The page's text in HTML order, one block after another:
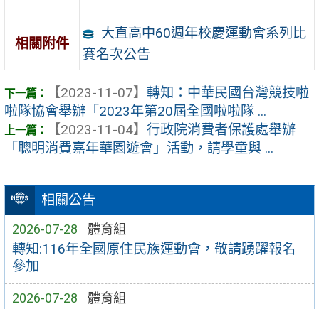
相關公告
2026-07-28 體育組
轉知:116年全國原住民族運動會，敬請踴躍報名
參加
2026-07-28 體育組
相關附件
大直高中60週年校慶運動會系列比
賽名次公告
【2023-11-07】 轉知：中華民國台灣競技啦
啦隊協會舉辦「2023年第20屆全國啦啦隊 ...
【2023-11-04】 行政院消費者保護處舉辦
「聰明消費嘉年華園遊會」活動，請學童與 ...